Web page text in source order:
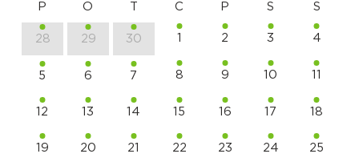
P O C P S S
28 29 30 1 2 3 4
5 6 7 8 9 10 11
12 13 14 15 16 17 18
19 20 21 22 23 24 25